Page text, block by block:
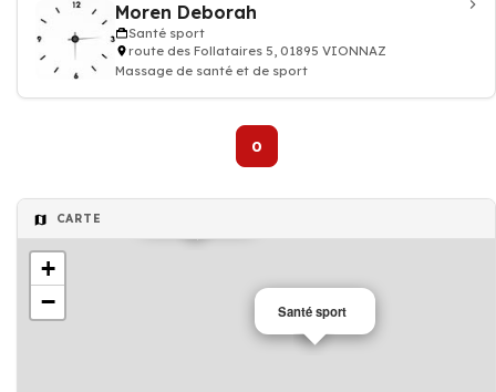
Moren Deborah
Santé sport
route des Follataires 5, 01895 VIONNAZ
Massage de santé et de sport
0
CARTE
Santé sport
+
−